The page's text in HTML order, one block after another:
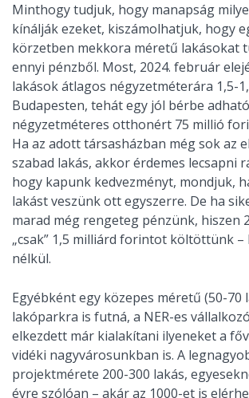
Minthogy tudjuk, hogy manapság
kínálják ezeket, kiszámolhatjuk, hogy
körzetben mekkora méretű lakásokat
ennyi pénzből. Most, 2024. február
lakások átlagos négyzetméterára 1,5-
Budapesten, tehát egy jól bérbe
négyzetméteres otthonért 75 millió
Ha az adott társasházban még sok az
szabad lakás, akkor érdemes lecsapni
hogy kapunk kedvezményt, mondjuk,
lakást veszünk ott egyszerre. De ha
marad még rengeteg pénzünk, hiszen
„csak” 1,5 milliárd forintot költöttünk –
nélkül.
Egyébként egy közepes méretű (50-70
lakóparkra is futná, a NER-es
elkezdett már kialakítani ilyeneket a
vidéki nagyvárosunkban is. A
projektmérete 200-300 lakás,
évre szólóan – akár az 1000-et is